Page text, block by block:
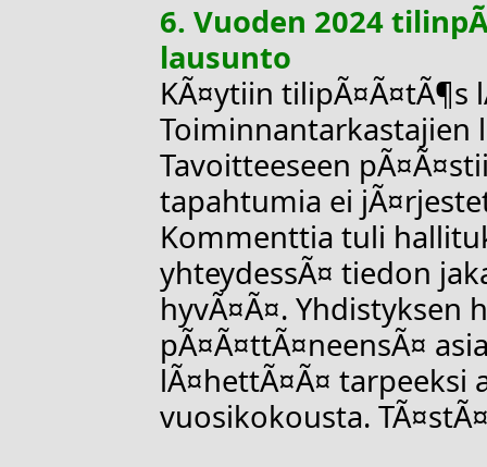
6. Vuoden 2024
lausunto
KÃ¤ytiin tilipÃ¤Ã¤tÃ¶s
Toiminnantarkastajien
Tavoitteeseen
tapahtumia ei
Kommenttia tuli
yhteydessÃ¤ tiedon
hyvÃ¤Ã¤. Yhdistyksen
pÃ¤Ã¤ttÃ¤neensÃ¤
lÃ¤hettÃ¤Ã¤ tarpeeksi
vuosikokousta.